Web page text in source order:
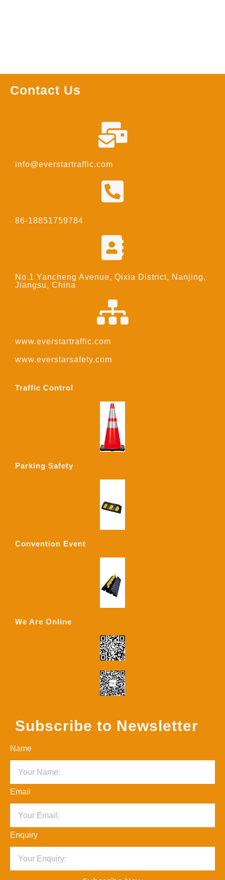
Contact Us
info@everstartraffic.com
86-18851759784
No.1 Yancheng Avenue, Qixia District, Nanjing,
Jiangsu, China
www.everstartraffic.com
www.everstarsafety.com
Traffic Control
Parking Safety
Convention Event
We Are Online
Subscribe to Newsletter
Name
Email
Enquiry